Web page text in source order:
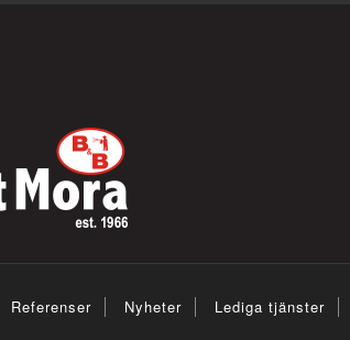
Referenser Nyheter Lediga tjänster